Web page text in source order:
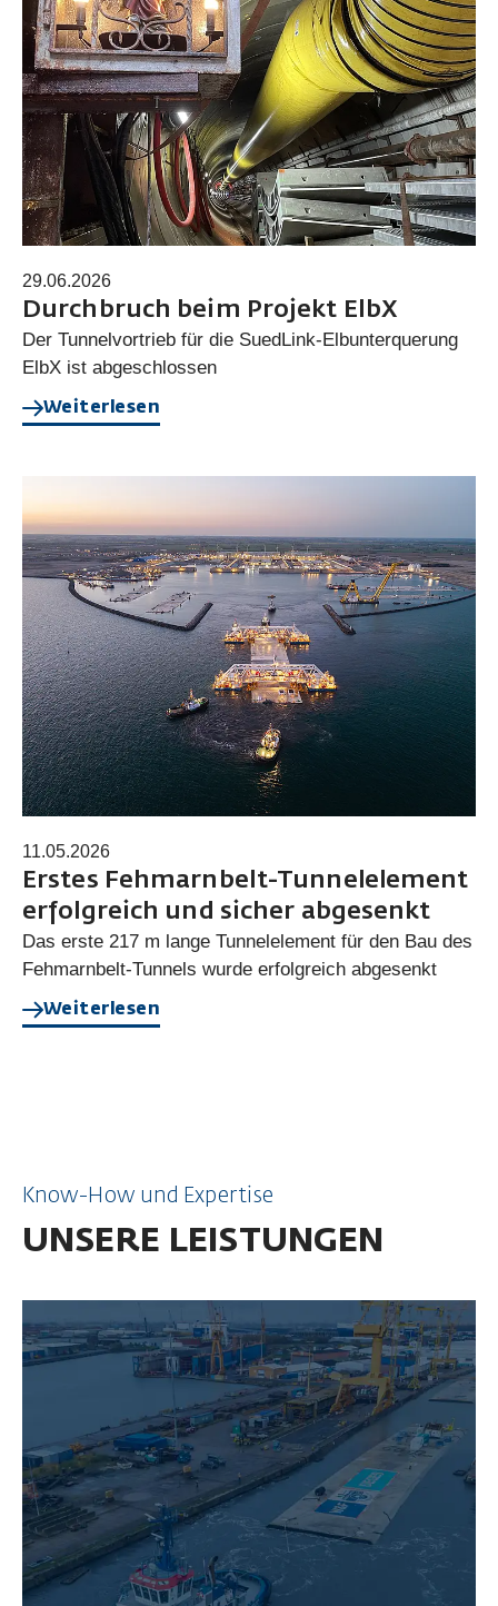
29.06.2026
Durchbruch beim Projekt ElbX
Der Tunnelvortrieb für die SuedLink-Elbunterquerung
ElbX ist abgeschlossen
Weiterlesen
11.05.2026
Erstes Fehmarnbelt-Tunnelelement
erfolgreich und sicher abgesenkt
Das erste 217 m lange Tunnelelement für den Bau des
Fehmarnbelt-Tunnels wurde erfolgreich abgesenkt
Weiterlesen
Know-How und Expertise
UNSERE LEISTUNGEN